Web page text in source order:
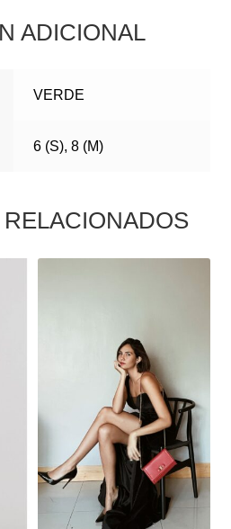
ADICIONAL
VERDE
6 (S), 8 (M)
VARIANTES.
OPCIONES
SE
PUEDEN
ELEGIR
EN